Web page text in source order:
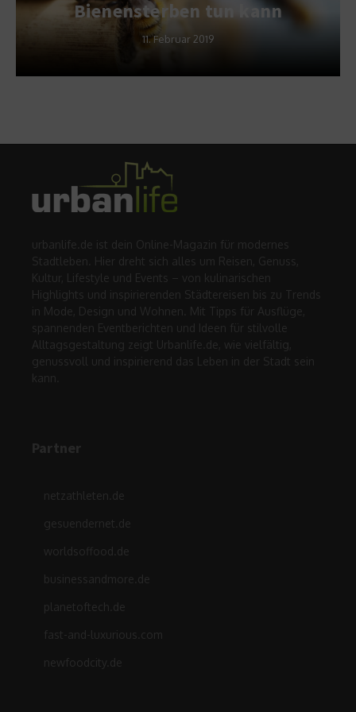
Bienensterben tun kann
11. Februar 2019
urbanlife.de ist dein Online-Magazin für modernes
Stadtleben. Hier dreht sich alles um Reisen, Genuss,
Kultur, Lifestyle und Events – von kulinarischen
Highlights und inspirierenden Städtereisen bis zu Trends
in Mode, Design und Wohnen. Mit Tipps für Ausflüge,
spannenden Eventberichten und Ideen für stilvolle
Alltagsgestaltung zeigt Urbanlife.de, wie vielfältig,
genussvoll und inspirierend das Leben in der Stadt sein
kann.
Partner
netzathleten.de
gesuendernet.de
worldsoffood.de
businessandmore.de
planetoftech.de
fast-and-luxurious.com
newfoodcity.de